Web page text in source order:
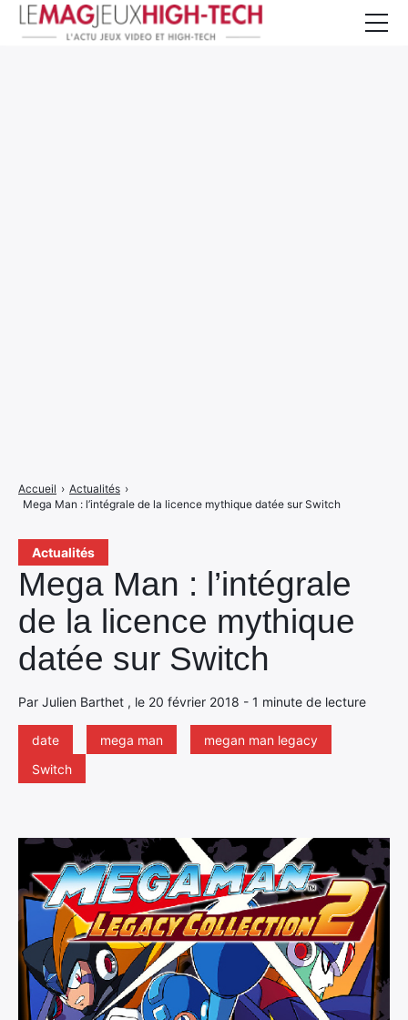
Actualités
Mega Man : l’intégrale
de la licence mythique
datée sur Switch
Par Julien Barthet , le 20 février 2018 - 1 minute de lecture
date mega man
megan man legacy
Switch
Accueil › Actualités ›
Mega Man : l’intégrale de la licence mythique datée sur Switch